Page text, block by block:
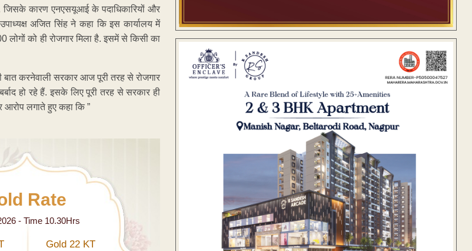
जिसके कारण एनएसयूआई के पदाधिकारियों और
अजित सिंह ने कहा कि इस कार्यालय में
लोगों को ही रोजगार मिला है. इसमें से किसी का
करनेवाली सरकार आज पूरी तरह से रोजगार
हो रहे हैं. इसके लिए पूरी तरह से सरकार ही
आरोप लगाते हुए कहा कि ”
Rate
- Time 10.30Hrs
Gold 22 KT